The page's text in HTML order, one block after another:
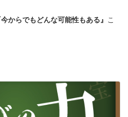
今からでもどんな可能性もある』 こ